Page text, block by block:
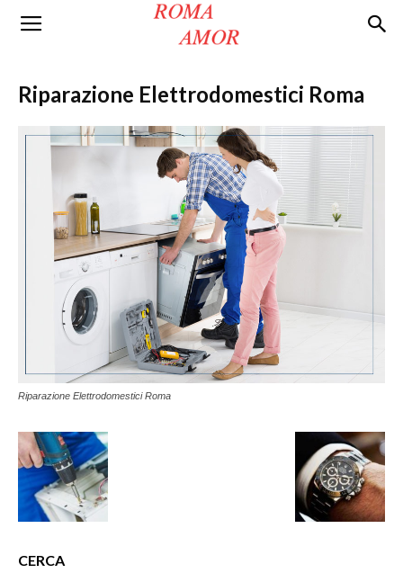
Roma
AmorRiparazione Elettrodomestici Roma
Riparazione Elettrodomestici Roma
CERCA